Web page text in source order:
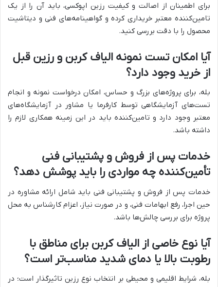
برای اطمینان از اصالت و کیفیت رزین اپوکسی، باید آن را از یک
تامین‌کننده معتبر خریداری کرده و گواهینامه‌های فنی و دیتاشیت
محصول را با دقت بررسی کنید.
آیا امکان تست نمونه الیاف کربن و رزین قبل
از خرید وجود دارد؟
بله، برای پروژه‌های بزرگ و حساس، امکان درخواست نمونه و انجام
تست‌های آزمایشگاهی توسط کارفرما یا مشاور در آزمایشگاه‌های
معتبر وجود دارد و تامین‌کننده باید در این زمینه همکاری لازم را
داشته باشد.
خدمات پس از فروش و پشتیبانی فنی
تأمین‌کننده چه مواردی را باید پوشش دهد؟
خدمات پس از فروش و پشتیبانی فنی باید شامل ارائه مشاوره در
حین اجرا، رفع ابهامات فنی، و در صورت نیاز، اعزام کارشناس به محل
پروژه برای بررسی چالش‌ها باشد.
آیا نوع خاصی از الیاف کربن برای مناطق با
رطوبت بالا یا دمای شدید مناسب‌تر است؟
بله، شرایط اقلیمی و محیطی بر انتخاب نوع رزین تاثیرگذار است؛ در